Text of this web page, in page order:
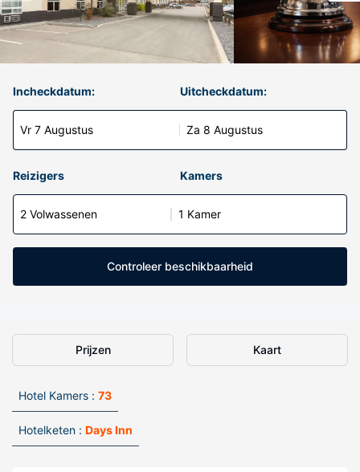
Incheckdatum:
Vr 7 Augustus
Uitcheckdatum:
Za 8 Augustus
Reizigers Kamers
2 Volwassenen 1 Kamer
Controleer beschikbaarheid
Prijzen Kaart
Hotel Kamers : 73
Hotelketen : Days Inn